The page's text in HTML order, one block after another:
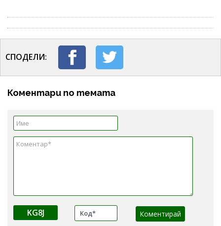
СПОДЕЛИ:
Коментари по темата
KG8J